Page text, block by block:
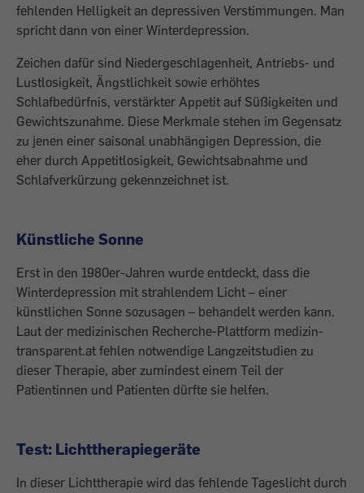
fehlenden Helligkeit an depressiven Verstimmungen. Man
spricht dann von einer Winterdepression.
Zeichen dafür sind Niedergeschlagenheit, Antriebs- und
Lustlosigkeit, Ängstlichkeit sowie erhöhtes
Schlafbedürfnis, verstärkter Appetit auf Süßigkeiten und
Gewichtszunahme. Diese Merkmale stehen im Gegensatz
zu jenen einer saisonal unabhängigen Depression, die
eher durch Appetitlosigkeit, Gewichtsabnahme und
Schlafverkürzung gekennzeichnet ist.
Künstliche Sonne
Erst in den 1980er-Jahren wurde entdeckt, dass die
Winterdepression mit strahlendem Licht – einer
künstlichen Sonne sozusagen – behandelt werden kann.
Laut der medizinischen Recherche-Plattform medizin-
transparent.at fehlen notwendige Langzeitstudien zu
dieser Therapie, aber zumindest einem Teil der
Patientinnen und Patienten dürfte sie helfen.
Test: Lichttherapiegeräte
In dieser Lichttherapie wird das fehlende Tageslicht durch